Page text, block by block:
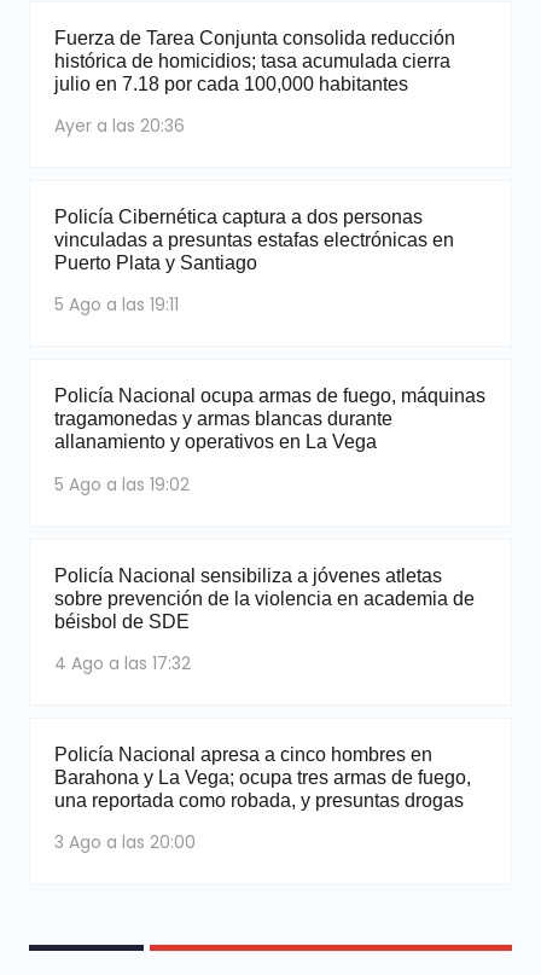
Fuerza de Tarea Conjunta consolida reducción
histórica de homicidios; tasa acumulada cierra
julio en 7.18 por cada 100,000 habitantes
Ayer a las 20:36
Policía Cibernética captura a dos personas
vinculadas a presuntas estafas electrónicas en
Puerto Plata y Santiago
5 Ago a las 19:11
Policía Nacional ocupa armas de fuego, máquinas
tragamonedas y armas blancas durante
allanamiento y operativos en La Vega
5 Ago a las 19:02
Policía Nacional sensibiliza a jóvenes atletas
sobre prevención de la violencia en academia de
béisbol de SDE
4 Ago a las 17:32
Policía Nacional apresa a cinco hombres en
Barahona y La Vega; ocupa tres armas de fuego,
una reportada como robada, y presuntas drogas
3 Ago a las 20:00